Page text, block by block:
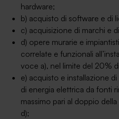
hardware;
b) acquisto di software e di
c) acquisizione di marchi e
d) opere murarie e
correlate e funzionali
voce a), nel limite del 20%
e) acquisto e installazione
di energia elettrica da fonti
massimo pari al doppio
d);